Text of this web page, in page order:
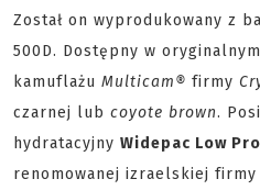
Został on wyprodukowany z
500D. Dostępny w
kamuflażu Multicam® firmy
czarnej lub coyote brown.
hydratacyjny Widepac Low
renomowanej izraelskiej firmy